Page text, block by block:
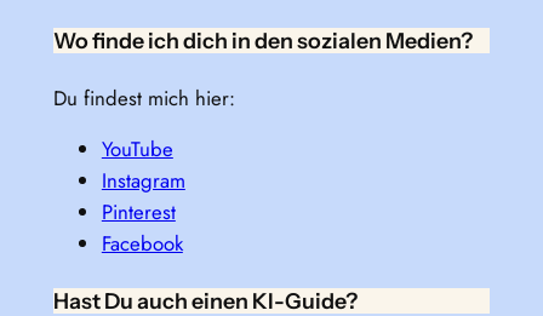
Wo finde ich dich in den sozialen Medien?
Du findest mich hier:
YouTube
Instagram
Pinterest
Facebook
Hast Du auch einen KI-Guide?